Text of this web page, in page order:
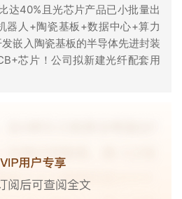
达40%且光芯片产品已小批量出
人+陶瓷基板+数据中心+算力
嵌入陶瓷基板的半导体先进封装
芯片！公司拟新建光纤配套用